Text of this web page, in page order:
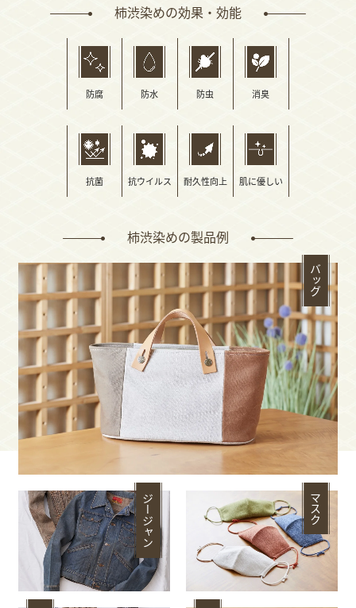
柿渋染めの効果・効能
防腐 防水 防虫 消臭
抗菌 抗ウイルス 耐久性向上 肌に優しい
柿渋染めの製品例
バッグ
ジージャン マスク